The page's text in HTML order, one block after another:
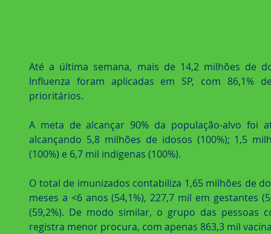
Até a última semana, mais de 14,2 milhões de
Influenza foram aplicadas em SP, com 86,1%
prioritários.
A meta de alcançar 90% da população-alvo foi
alcançando 5,8 milhões de idosos (100%); 1,5
(100%) e 6,7 mil indígenas (100%).
O total de imunizados contabiliza 1,65 milhões de
meses a <6 anos (54,1%), 227,7 mil em gestantes
(59,2%). De modo similar, o grupo das pessoas
registra menor procura, com apenas 863,3 mil